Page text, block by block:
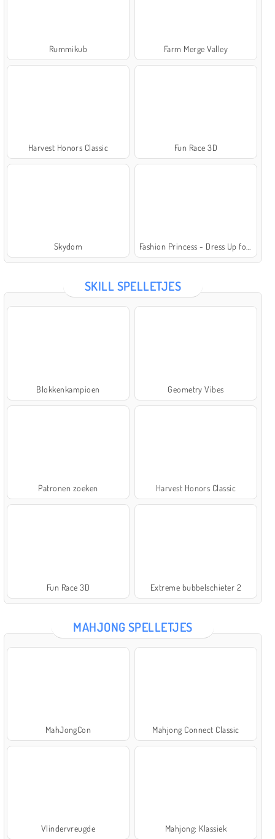
Rummikub Farm Merge Valley
Harvest Honors Classic Fun Race 3D
Skydom Fashion Princess - Dress Up for Girls
SKILL SPELLETJES
Blokkenkampioen Geometry Vibes
Patronen zoeken Harvest Honors Classic
Fun Race 3D Extreme bubbelschieter 2
MAHJONG SPELLETJES
MahJongCon Mahjong Connect Classic
Vlindervreugde Mahjong: Klassiek